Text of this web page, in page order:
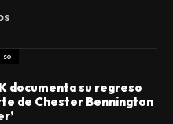
documenta su regreso
de Chester Bennington